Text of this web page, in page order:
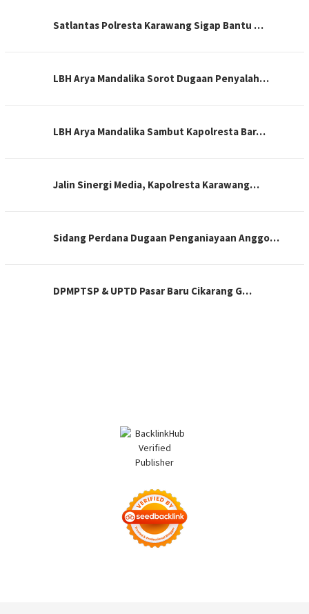
Satlantas Polresta Karawang Sigap Bantu …
LBH Arya Mandalika Sorot Dugaan Penyalah…
LBH Arya Mandalika Sambut Kapolresta Bar…
Jalin Sinergi Media, Kapolresta Karawang…
Sidang Perdana Dugaan Penganiayaan Anggo…
DPMPTSP & UPTD Pasar Baru Cikarang G…